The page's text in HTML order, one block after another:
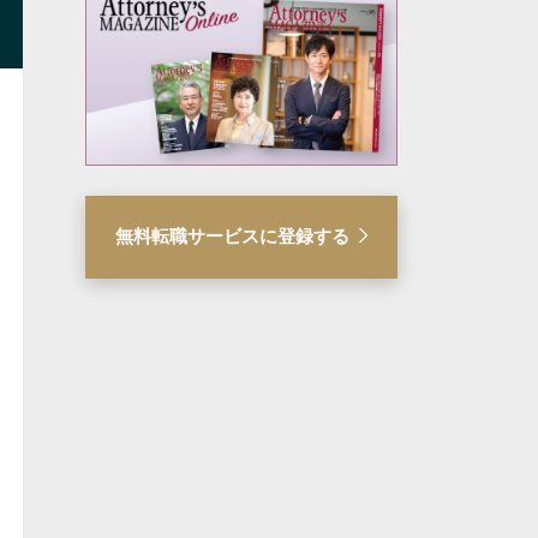
無料転職サービスに登録する